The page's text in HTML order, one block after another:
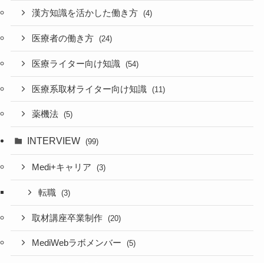
漢方知識を活かした働き方 (4)
医療者の働き方 (24)
医療ライター向け知識 (54)
医療系取材ライター向け知識 (11)
薬機法 (5)
INTERVIEW (99)
Medi+キャリア (3)
転職 (3)
取材講座卒業制作 (20)
MediWebラボメンバー (5)